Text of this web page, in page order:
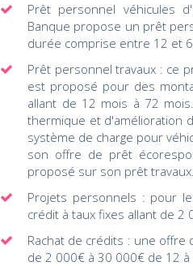
Prêt personnel véhicules
Banque propose un prêt
durée comprise entre 12 et
Prêt personnel travaux : ce
est proposé pour des
allant de 12 mois à 72
thermique et d'amélioration
système de charge pour
son offre de prêt
proposé sur son prêt travaux.
Projets personnels : pour
crédit à taux fixes allant de
Rachat de crédits : une
de 2 000€ à 30 000€ de 12 à